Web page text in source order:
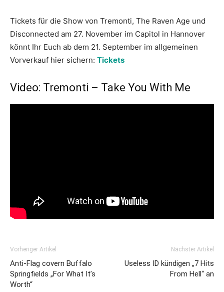
Tickets für die Show von Tremonti, The Raven Age und
Disconnected am 27. November im Capitol in Hannover
könnt Ihr Euch ab dem 21. September im allgemeinen
Vorverkauf hier sichern: Tickets
Video: Tremonti – Take You With Me
Vorheriger Artikel
Anti-Flag covern Buffalo
Springfields „For What It’s
Worth“
Nächster Artikel
Useless ID kündigen „7 Hits
From Hell“ an